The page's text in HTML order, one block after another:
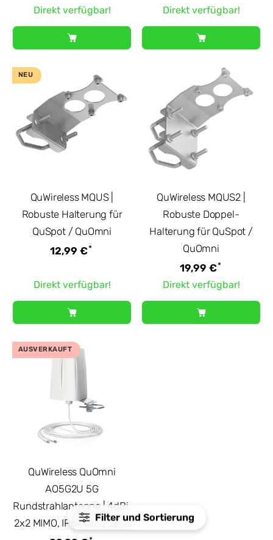
Filter und Sortierung
Direkt verfügbar! Direkt verfügbar!
NEU
QuWireless MQUS |
Robuste Halterung für
QuSpot / QuOmni
12,99 €*
Direkt verfügbar!
QuWireless MQUS2 |
Robuste Doppel-
Halterung für QuSpot /
QuOmni
19,99 €*
Direkt verfügbar!
AUSVERKAUFT
QuWireless QuOmni
AO5G2U 5G
Rundstrahlantenne | 4dBi,
2x2 MIMO, IP67, 5m / SMA